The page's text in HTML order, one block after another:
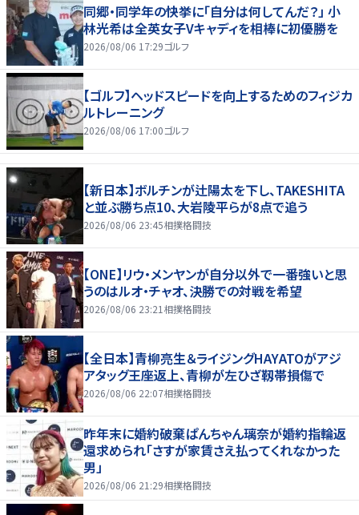
同郷・同学年の快挙に「自分は何してんだ？」 小
林光希は全英女子Vキャディを相棒に初優勝を
2026/08/06 17:29ゴルフ
【ゴルフ】ヘッドスピードを向上するためのフィジカ
ルトレーニング
2026/08/06 17:00ゴルフ
【新日本】ボルチンが辻陽太を下し、TAKESHITA
と並ぶ勝ち点10、大岩陵平らが8点で追う
2026/08/06 23:45相撲格闘技
【ONE】リウ・メンヤンが自分以外で一番強いと思
うのはルオ・チャオ、決勝での対戦を希望
2026/08/06 23:21 相撲格闘技
【全日本】青柳亮生＆ライジングHAYATOがアジ
アタッグ王座返上、青柳が左ひざ靱帯損傷で
2026/08/06 22:07相撲格闘技
昨年末に婚約破棄ぱんちゃん璃奈が婚約指輪返
還求められ「さすが家賃さえ払ってくれなかった
男」
2026/08/06 21:29相撲格闘技